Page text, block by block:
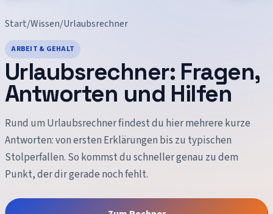
Start/Wissen/Urlaubsrechner
ARBEIT & GEHALT
Urlaubsrechner: Fragen,
Antworten und Hilfen
Rund um Urlaubsrechnerfindest du hier mehrere kurze
Antworten: von ersten Erklärungen bis zu typischen
Stolperfallen. So kommst du schneller genau zu dem
Punkt, der dir gerade noch fehlt.